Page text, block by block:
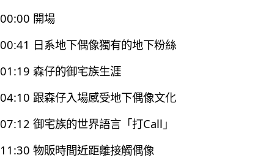
00:00 開場
00:41 日系地下偶像獨有的地下粉絲
01:19 森仔的御宅族生涯
04:10 跟森仔入場感受地下偶像文化
07:12 御宅族的世界語言「打Call」
11:30 物販時間近距離接觸偶像